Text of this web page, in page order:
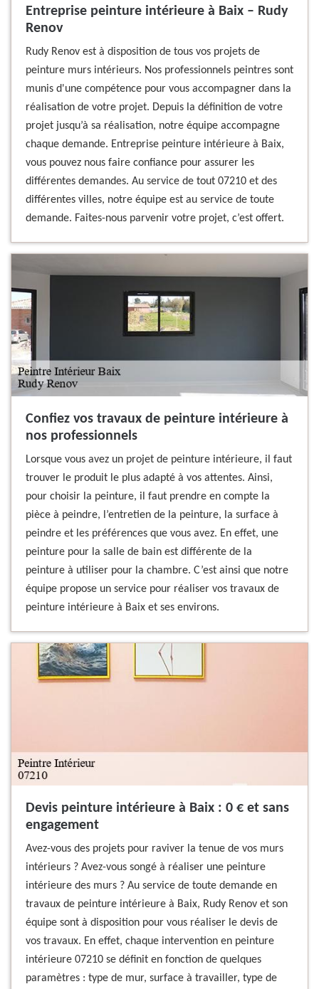
Entreprise peinture intérieure à Baix – Rudy
Renov
Rudy Renov est à disposition de tous vos projets de
peinture murs intérieurs. Nos professionnels peintres sont
munis d'une compétence pour vous accompagner dans la
réalisation de votre projet. Depuis la définition de votre
projet jusqu’à sa réalisation, notre équipe accompagne
chaque demande. Entreprise peinture intérieure à Baix,
vous pouvez nous faire confiance pour assurer les
différentes demandes. Au service de tout 07210 et des
différentes villes, notre équipe est au service de toute
demande. Faites-nous parvenir votre projet, c’est offert.
Confiez vos travaux de peinture intérieure à
nos professionnels
Lorsque vous avez un projet de peinture intérieure, il faut
trouver le produit le plus adapté à vos attentes. Ainsi,
pour choisir la peinture, il faut prendre en compte la
pièce à peindre, l’entretien de la peinture, la surface à
peindre et les préférences que vous avez. En effet, une
peinture pour la salle de bain est différente de la
peinture à utiliser pour la chambre. C’est ainsi que notre
équipe propose un service pour réaliser vos travaux de
peinture intérieure à Baix et ses environs.
Devis peinture intérieure à Baix : 0 € et sans
engagement
Avez-vous des projets pour raviver la tenue de vos murs
intérieurs ? Avez-vous songé à réaliser une peinture
intérieure des murs ? Au service de toute demande en
travaux de peinture intérieure à Baix, Rudy Renov et son
équipe sont à disposition pour vous réaliser le devis de
vos travaux. En effet, chaque intervention en peinture
intérieure 07210 se définit en fonction de quelques
paramètres : type de mur, surface à travailler, type de